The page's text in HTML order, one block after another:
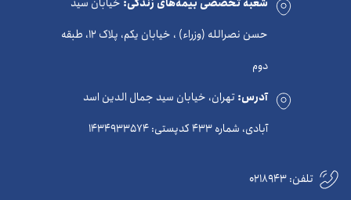
حسن نصرالله (وزراء) ، خیابان یکم، پلاک 12، طبقه
دوم
آدرس:تهران، خیابان سید جمال الدین اسد
آبادی، شماره 433 کدپستی: 1434933574
تلفن:0218943